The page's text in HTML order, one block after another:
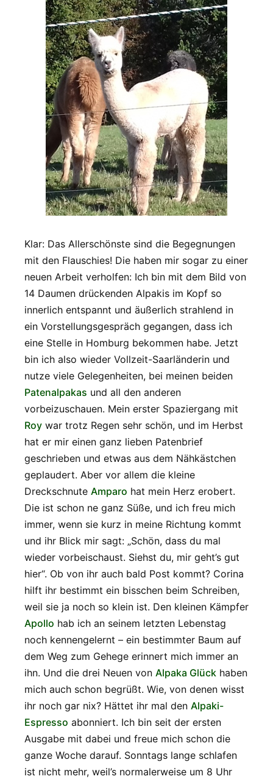
Klar: Das Allerschönste sind die Begegnungen
mit den Flauschies! Die haben mir sogar zu einer
neuen Arbeit verholfen: Ich bin mit dem Bild von
14 Daumen drückenden Alpakis im Kopf so
innerlich entspannt und äußerlich strahlend in
ein Vorstellungsgespräch gegangen, dass ich
eine Stelle in Homburg bekommen habe. Jetzt
bin ich also wieder Vollzeit-Saarländerin und
nutze viele Gelegenheiten, bei meinen beiden
Patenalpakas und all den anderen
vorbeizuschauen. Mein erster Spaziergang mit
Roy war trotz Regen sehr schön, und im Herbst
hat er mir einen ganz lieben Patenbrief
geschrieben und etwas aus dem Nähkästchen
geplaudert. Aber vor allem die kleine
Dreckschnute Amparo hat mein Herz erobert.
Die ist schon ne ganz Süße, und ich freu mich
immer, wenn sie kurz in meine Richtung kommt
und ihr Blick mir sagt: „Schön, dass du mal
wieder vorbeischaust. Siehst du, mir geht’s gut
hier“. Ob von ihr auch bald Post kommt? Corina
hilft ihr bestimmt ein bisschen beim Schreiben,
weil sie ja noch so klein ist. Den kleinen Kämpfer
Apollo hab ich an seinem letzten Lebenstag
noch kennengelernt – ein bestimmter Baum auf
dem Weg zum Gehege erinnert mich immer an
ihn. Und die drei Neuen von Alpaka Glück haben
mich auch schon begrüßt. Wie, von denen wisst
ihr noch gar nix? Hättet ihr mal den Alpaki-
Espresso abonniert. Ich bin seit der ersten
Ausgabe mit dabei und freue mich schon die
ganze Woche darauf. Sonntags lange schlafen
ist nicht mehr, weil’s normalerweise um 8 Uhr